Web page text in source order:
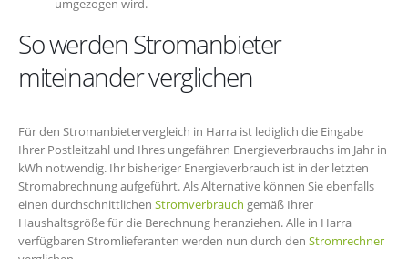
umgezogen wird.
So werden Stromanbieter
miteinander verglichen
Für den Stromanbietervergleich in Harra ist lediglich die Eingabe
Ihrer Postleitzahl und Ihres ungefähren Energieverbrauchs im Jahr in
kWh notwendig. Ihr bisheriger Energieverbrauch ist in der letzten
Stromabrechnung aufgeführt. Als Alternative können Sie ebenfalls
einen durchschnittlichen Stromverbrauch gemäß Ihrer
Haushaltsgröße für die Berechnung heranziehen. Alle in Harra
verfügbaren Stromlieferanten werden nun durch den Stromrechner